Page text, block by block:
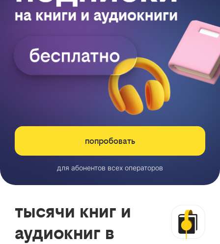
попробовать
для абонентов всех операторов
тысячи книг и
аудиокниг в